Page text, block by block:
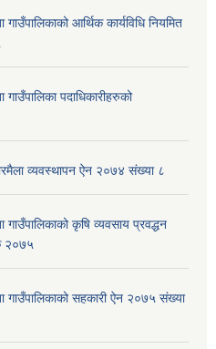
आर्थिक कार्यविधि नियमित
पदाधिकारीहरुको
व्यवस्थापन ऐन २०७४ संख्या ८
कृषि व्यवसाय प्रवद्धन
२०७५
सहकारी ऐन २०७५ संख्या